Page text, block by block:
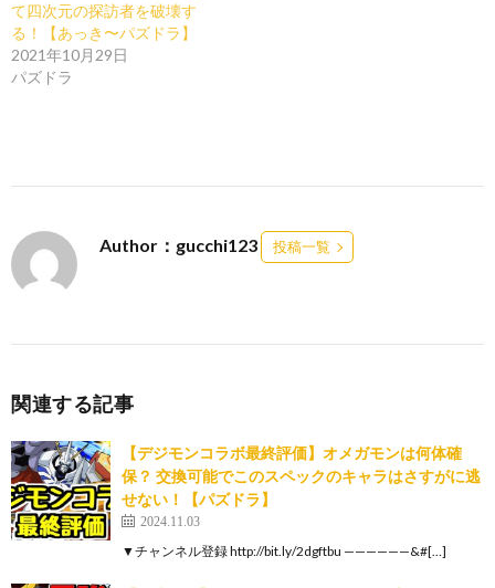
て四次元の探訪者を破壊す
る！【あっき〜パズドラ】
2021年10月29日
パズドラ
Author：gucchi123 投稿一覧
関連する記事
【デジモンコラボ最終評価】オメガモンは何体確
保？ 交換可能でこのスペックのキャラはさすがに逃
せない！【パズドラ】
2024.11.03
▼チャンネル登録 http://bit.ly/2dgftbu ——————&#[…]